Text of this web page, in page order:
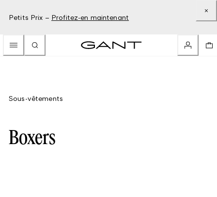
Petits Prix – Profitez-en maintenant
Sous-vêtements
Boxers